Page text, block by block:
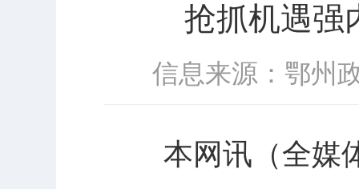
抢抓机遇
信息来源：鄂州
本网讯（全媒体